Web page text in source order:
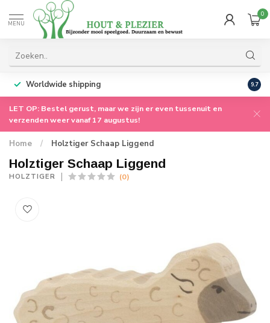
MENU
0
Worldwide shipping 9.7
LET OP: Bestel gerust, maar we zijn er even tussenuit en
verzenden weer vanaf 17 augustus!
Home / Holztiger Schaap Liggend
Holztiger Schaap Liggend
HOLZTIGER (0)